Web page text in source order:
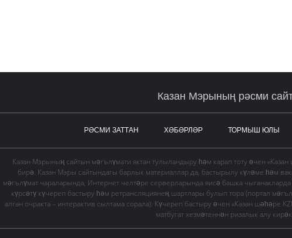
Казан Мэрының рәсми
РӘСМИ ЗАТТАН ХӘБӘРЛӘР ТОРМЫШ ЮЛЫ
Казан Мэрының сайтын мәгълүмати яктан тулыландыру һәм карап тоту өчен
бирә. Казан Мэры сайтындагы барлык материаллар да, бастырылу күләме һәм
мәгълүмат чараларында, Интернет челтәре серверларында яисә башка
күрсәтү күчереп бастыру һәм ретрансляциянең шартлары булып тора (портал
алган очракта – интерактив сылтама сорала). Күчереп бастыру өчен «Казан шәһәре
матбугат хезмәтеннән ризалык алу